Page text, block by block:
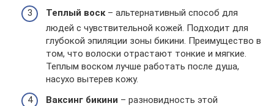
Теплый воск– альтернативный способ для
людей с чувствительной кожей. Подходит для
глубокой эпиляции зоны бикини. Преимущество в
том, что волоски отрастают тонкие и мягкие.
Теплым воском лучше работать после душа,
насухо вытерев кожу.
Ваксинг бикини – разновидность этой